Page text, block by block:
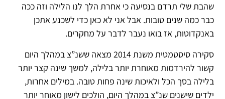
שהבת שלי תרדם בנסיעה כי אחרת הלך לנו הלילה וזה ככה
כבר כמה שנים טובות. אבל אני לא כאן כדי לשכנע אתכן
באנקדוטות, אז בואו נעבר לדבר על מחקרים.
סקירה סיסטמטית משנת 2014 מצאה ששנ”צ במהלך היום
קשור להירדמות מאוחרת יותר בלילה, למשך שינה קצר יותר
בלילה בסך הכל ולאיכות שינה פחות טובה. במילים אחרות,
ילדים שישנים שנ”צ במהלך היום, הולכים לישון מאוחר יותר